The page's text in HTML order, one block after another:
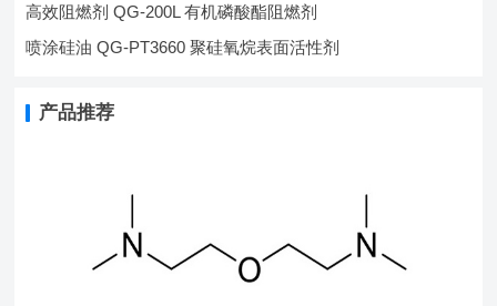
高效阻燃剂 QG-200L 有机磷酸酯阻燃剂
喷涂硅油 QG-PT3660 聚硅氧烷表面活性剂
产品推荐